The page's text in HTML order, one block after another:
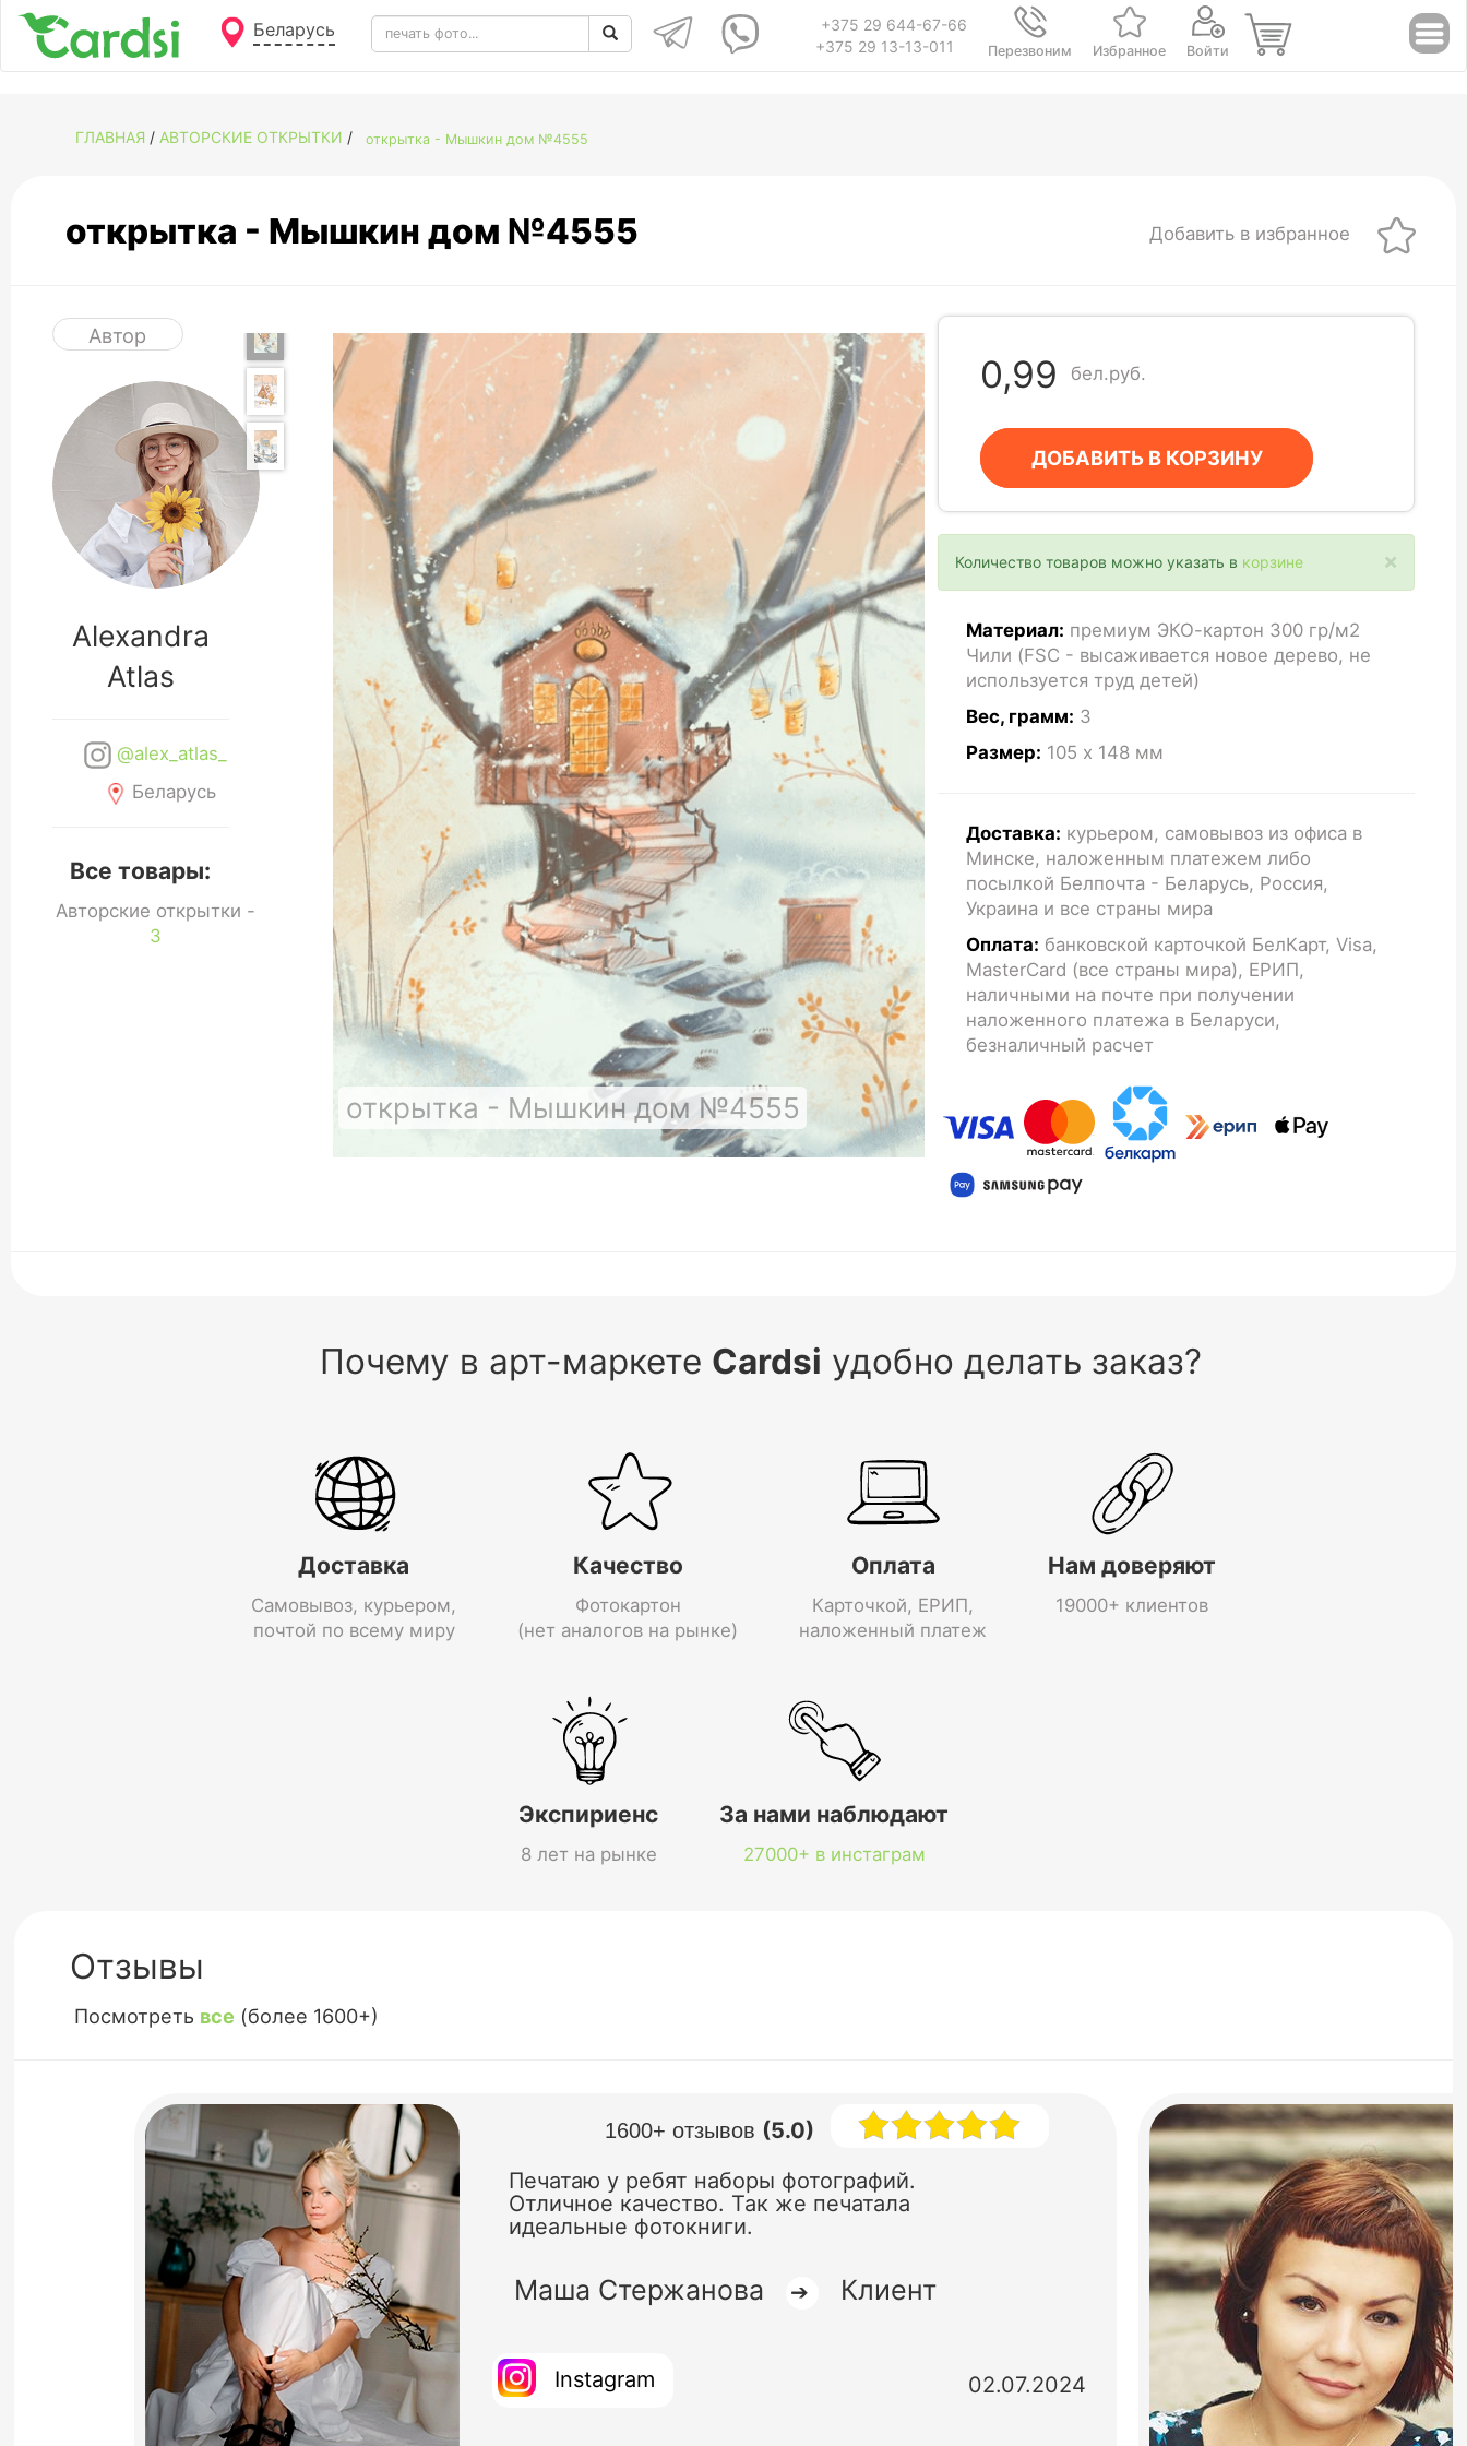
Беларусь
+375 29 644-67-66
+375 29 13-13-011
Перезвоним Избранное Войти
ГЛАВНАЯ / АВТОРСКИЕ ОТКРЫТКИ / открытка - Мышкин дом №4555
открытка - Мышкин дом №4555 Добавить в избранное
Автор
Alexandra
Atlas
@alex_atlas_
Беларусь
Все товары:
Авторские открытки -
3
открытка - Мышкин дом №4555
0,99 бел.руб.
ДОБАВИТЬ В КОРЗИНУ
×
Количество товаров можно указать в корзине
Материал: премиум ЭКО-картон 300 гр/м2
Чили (FSC - высаживается новое дерево, не
используется труд детей)
Вес, грамм: 3
Размер: 105 x 148 мм
Доставка: курьером, самовывоз из офиса в
Минске, наложенным платежем либо
посылкой Белпочта - Беларусь, Россия,
Украина и все страны мира
Оплата: банковской карточкой БелКарт, Visa,
MasterCard (все страны мира), ЕРИП,
наличными на почте при получении
наложенного платежа в Беларуси,
безналичный расчет
Почему в арт-маркете Cardsi удобно делать заказ?
Доставка
Самовывоз, курьером,
почтой по всему миру
Качество
Фотокартон
(нет аналогов на рынке)
Оплата
Карточкой, ЕРИП,
наложенный платеж
Нам доверяют
19000+ клиентов
Экспириенс
8 лет на рынке
За нами наблюдают
27000+ в инстаграм
Отзывы
Посмотреть все (более 1600+)
1600+ отзывов (5.0)
Печатаю у ребят наборы фотографий.
Отличное качество. Так же печатала
идеальные фотокниги.
Маша Стержанова ➔ Клиент
Instagram 02.07.2024